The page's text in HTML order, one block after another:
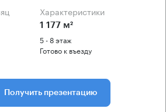
Характеристики
1 177 м²
5 - 8 этаж
Готово к въезду
Получить презентацию